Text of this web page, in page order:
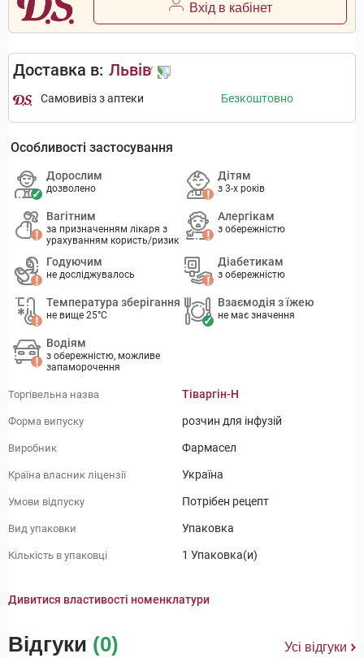
Вхід в кабінет
Доставка в: Львів
Самовивіз з аптеки Безкоштовно
Особливості застосування
Дорослим
дозволено
Дітям
з 3-х років
Вагітним
за призначенням лікаря з
урахуванням користь/ризик
Алергікам
з обережністю
Годуючим
не досліджувалось
Діабетикам
з обережністю
Температура зберігання
не вище 25°C
Взаємодія з їжею
не має значення
Водіям
з обережністю, можливе
запаморочення
Торгівельна назва Тіваргін-Н
Форма випуску розчин для інфузій
Виробник Фармасел
Країна власник ліцензії Україна
Умови відпуску Потрібен рецепт
Вид упаковки Упаковка
Кількість в упаковці 1 Упаковка(и)
Дивитися властивості номенклатури
Відгуки (0) Усі відгуки